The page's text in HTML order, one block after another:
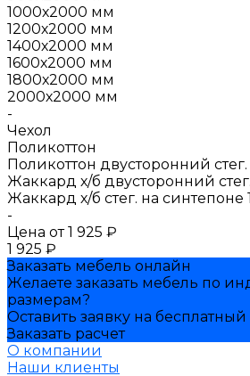
1000х2000 мм
1200х2000 мм
1400х2000 мм
1600х2000 мм
1800х2000 мм
2000х2000 мм
-
Чехол
Поликоттон
Поликоттон двусторонний
Жаккард х/б двусторонний
Жаккард х/б стег. на синтепоне
-
Цена от 1 925 ₽
1 925 ₽
Заказать мебель онлайн
Желаете заказать мебель по
размерам?
Оставить заявку на бесплатный
Заказать расчет
О компании
Наши клиенты